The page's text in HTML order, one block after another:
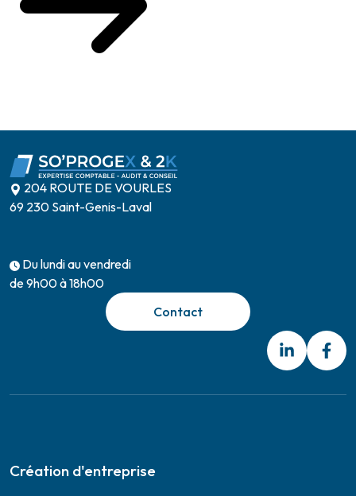
204 ROUTE DE VOURLES
69 230 Saint-Genis-Laval
Du lundi au vendredi
de 9h00 à 18h00
Contact
Création d'entreprise